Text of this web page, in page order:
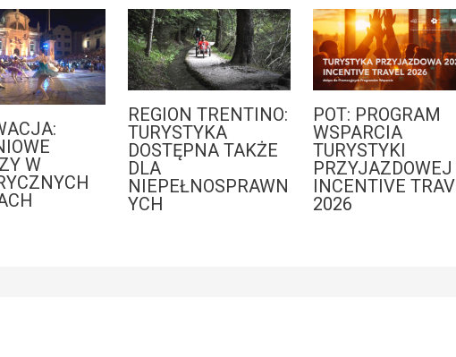
W
REGION TRENTINO:
TURYSTYKA
DOSTĘPNA TAKŻE
DLA
NIEPEŁNOSPRAWN
YCH
POT: PROGRAM
WSPARCIA
TURYSTYKI
PRZYJAZDOWEJ
INCENTIVE
2026